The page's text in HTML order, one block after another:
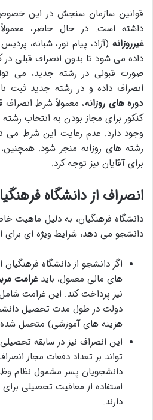
قوانین سازمان سنجش در این خصوص
داشته است. در حال حاضر،
غیرروزانه (آزاد، پیام نور، شبانه،
داده می شود تا بدون انصراف قبلی
صورت قبولی در رشته جدید، می
انصراف داده و در رشته جدید ثبت
دوره های روزانه، معمولاً شرط
کنکور برای مجاز بودن به انتخاب
وجود دارد. عدم رعایت این شرط می
رشته های روزانه منجر شود.
برای آقایان نیز توجه کرد.
انصراف از دانشگاه
دانشگاه فرهنگیان، به دلیل
دانشجو می دهد، شرایط ویژه ای برای
اگر دانشجو از دانشگاه
های مالی معمول، بایدغرامت
نیز پرداخت کند. این غرامت
دولت در طول مدت تحصیل
هزینه های آموزشی) متحمل
این انصراف نیز در سابقه
تواند بر تعداد دفعات مجاز
دانشجویان پسر مشمول نظام
استفاده از معافیت تحصیلی
دارند.